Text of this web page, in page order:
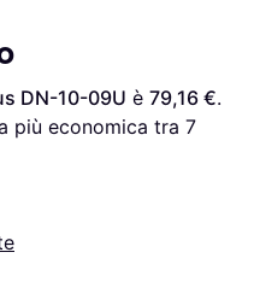
DN-10-09U è 79,16 €.
più economica tra 7